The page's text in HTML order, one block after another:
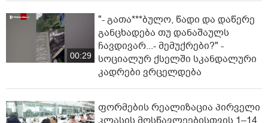
00:29
"- გათა***ბულო, წადი და დაწერე
განცხადება თუ დანაშაულს
ჩავდივარ...- მემუქრები?" -
სოციალურ ქსელში სკანდალური
კადრები ვრცელდება
ფორმების რეალიზაცია პირველი